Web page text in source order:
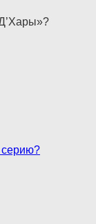
серию?